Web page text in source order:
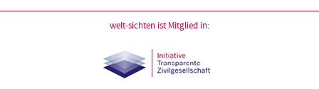
welt-sichten ist Mitglied in: